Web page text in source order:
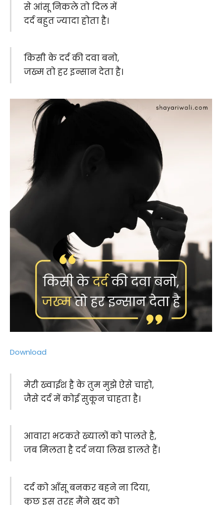
से आंसू निकले तो दिल में
दर्द बहुत ज्यादा होता है।
किसी के दर्द की दवा बनो,
जख्म तो हर इन्सान देता है।
Download
मेरी ख्वाईश है के तुम मुझे ऐसे चाहो,
जैसे दर्द में कोई सुकून चाहता है।
आवारा भटकते ख्यालों को पालते है,
जब मिलता है दर्द नया लिख डालते हैं।
दर्द को आँसू बनकर बहने ना दिया,
कुछ इस तरह मैंने खुद को